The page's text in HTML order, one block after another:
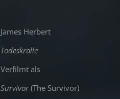
James Herbert
Todeskralle
Verfilmt als
Survivor(The Survivor)